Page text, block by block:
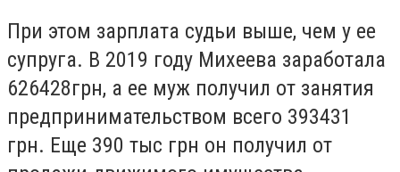
При этом зарплата судьи выше, чем у ее
супруга. В 2019 году Михеева заработала
626428грн, а ее муж получил от занятия
предпринимательством всего 393431
грн. Еще 390 тыс грн он получил от